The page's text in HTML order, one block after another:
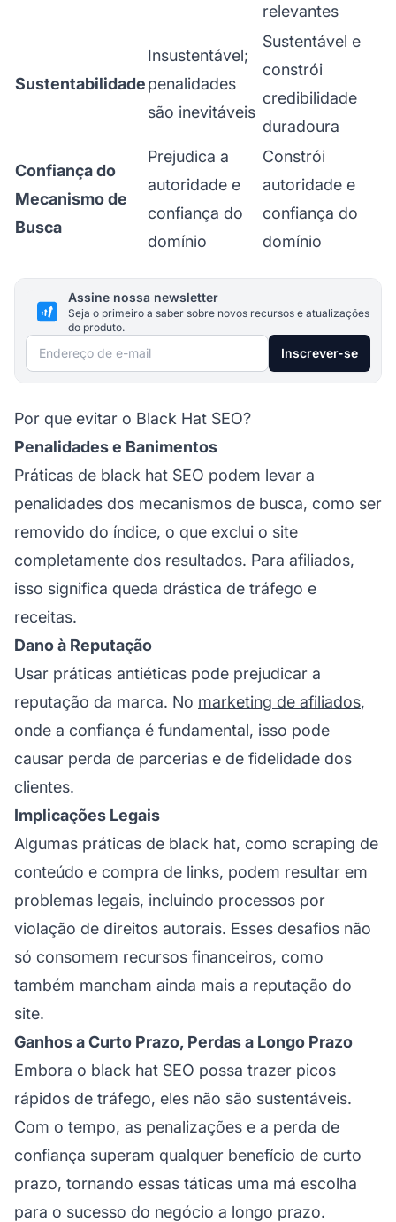
relevantes
Sustentabilidade
Insustentável;
penalidades
são inevitáveis
Sustentável e
constrói
credibilidade
duradoura
Confiança do
Mecanismo de
Busca
Prejudica a
autoridade e
confiança do
domínio
Constrói
autoridade e
confiança do
domínio
Assine nossa newsletter
Seja o primeiro a saber sobre novos recursos e atualizações
do produto.
Endereço de e-mail Inscrever-se
Por que evitar o Black Hat SEO?
Penalidades e Banimentos
Práticas de black hat SEO podem levar a
penalidades dos mecanismos de busca, como ser
removido do índice, o que exclui o site
completamente dos resultados. Para afiliados,
isso significa queda drástica de tráfego e
receitas.
Dano à Reputação
Usar práticas antiéticas pode prejudicar a
reputação da marca. No marketing de afiliados,
onde a confiança é fundamental, isso pode
causar perda de parcerias e de fidelidade dos
clientes.
Implicações Legais
Algumas práticas de black hat, como scraping de
conteúdo e compra de links, podem resultar em
problemas legais, incluindo processos por
violação de direitos autorais. Esses desafios não
só consomem recursos financeiros, como
também mancham ainda mais a reputação do
site.
Ganhos a Curto Prazo, Perdas a Longo Prazo
Embora o black hat SEO possa trazer picos
rápidos de tráfego, eles não são sustentáveis.
Com o tempo, as penalizações e a perda de
confiança superam qualquer benefício de curto
prazo, tornando essas táticas uma má escolha
para o sucesso do negócio a longo prazo.